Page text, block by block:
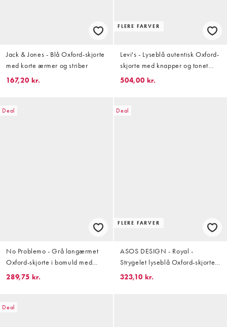
Jack & Jones - Blå Oxford-skjorte
med korte ærmer og striber
167,20 kr.
FLERE FARVER
Levi's - Lyseblå autentisk Oxford-
skjorte med knapper og tonet
logo i afslappet pasform
504,00 kr.
Deal
No Problemo - Grå langærmet
Oxford-skjorte i bomuld med
logo
289,75 kr.
Deal
FLERE FARVER
ASOS DESIGN - Royal -
Strygelet lyseblå Oxford-skjorte i
slim fit
323,10 kr.
Deal